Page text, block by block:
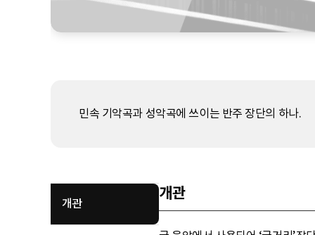
민속 기악곡과 성악곡에 쓰이는 반주 장단의 하나.
개관
개관